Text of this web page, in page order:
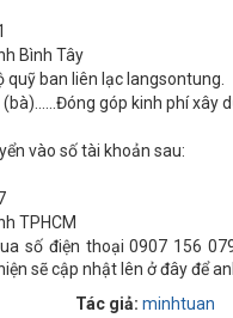
Bình Tây
quỹ ban liên lạc langsontung.
góp kinh phí
vào số tài khoản sau:
TPHCM
số điện thoại 0907 156
sẽ cập nhật lên ở đây để
Tác giả: minhtuan